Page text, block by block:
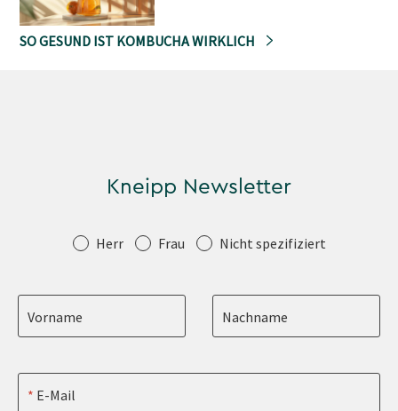
SO GESUND IST KOMBUCHA WIRKLICH
Kneipp Newsletter
Anrede Herr Frau Nicht spezifiziert
Vorname Nachname
E-Mail